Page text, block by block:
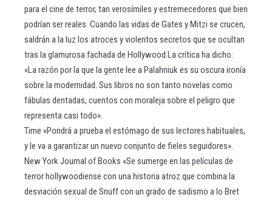
para el cine de terror, tan verosímiles y estremecedores que bien
podrían ser reales. Cuando las vidas de Gates y Mitzi se crucen,
saldrán a la luz los atroces y violentos secretos que se ocultan
tras la glamurosa fachada de Hollywood.La crítica ha dicho:
«La razón por la que la gente lee a Palahniuk es su oscura ironía
sobre la modernidad. Sus libros no son tanto novelas como
fábulas dentadas, cuentos con moraleja sobre el peligro que
representa casi todo».
Time «Pondrá a prueba el estómago de sus lectores habituales,
y le va a garantizar un nuevo conjunto de fieles seguidores».
New York Journal of Books «Se sumerge en las películas de
terror hollywoodiense con una historia atroz que combina la
desviación sexual de Snuff con un grado de sadismo a lo Bret